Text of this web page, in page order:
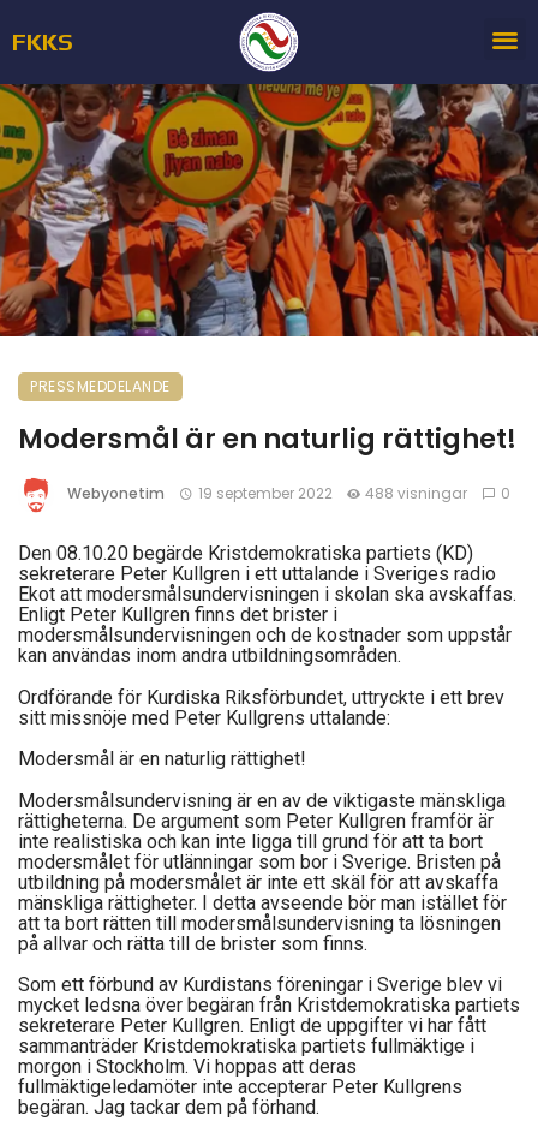
FKKS
PRESSMEDDELANDE
Modersmål är en naturlig rättighet!
Webyonetim 19 september 2022 488 visningar 0
Den 08.10.20 begärde Kristdemokratiska partiets (KD)
sekreterare Peter Kullgren i ett uttalande i Sveriges radio
Ekot att modersmålsundervisningen i skolan ska avskaffas.
Enligt Peter Kullgren finns det brister i
modersmålsundervisningen och de kostnader som uppstår
kan användas inom andra utbildningsområden.
Ordförande för Kurdiska Riksförbundet, uttryckte i ett brev
sitt missnöje med Peter Kullgrens uttalande:
Modersmål är en naturlig rättighet!
Modersmålsundervisning är en av de viktigaste mänskliga
rättigheterna. De argument som Peter Kullgren framför är
inte realistiska och kan inte ligga till grund för att ta bort
modersmålet för utlänningar som bor i Sverige. Bristen på
utbildning på modersmålet är inte ett skäl för att avskaffa
mänskliga rättigheter. I detta avseende bör man istället för
att ta bort rätten till modersmålsundervisning ta lösningen
på allvar och rätta till de brister som finns.
Som ett förbund av Kurdistans föreningar i Sverige blev vi
mycket ledsna över begäran från Kristdemokratiska partiets
sekreterare Peter Kullgren. Enligt de uppgifter vi har fått
sammanträder Kristdemokratiska partiets fullmäktige i
morgon i Stockholm. Vi hoppas att deras
fullmäktigeledamöter inte accepterar Peter Kullgrens
begäran. Jag tackar dem på förhand.